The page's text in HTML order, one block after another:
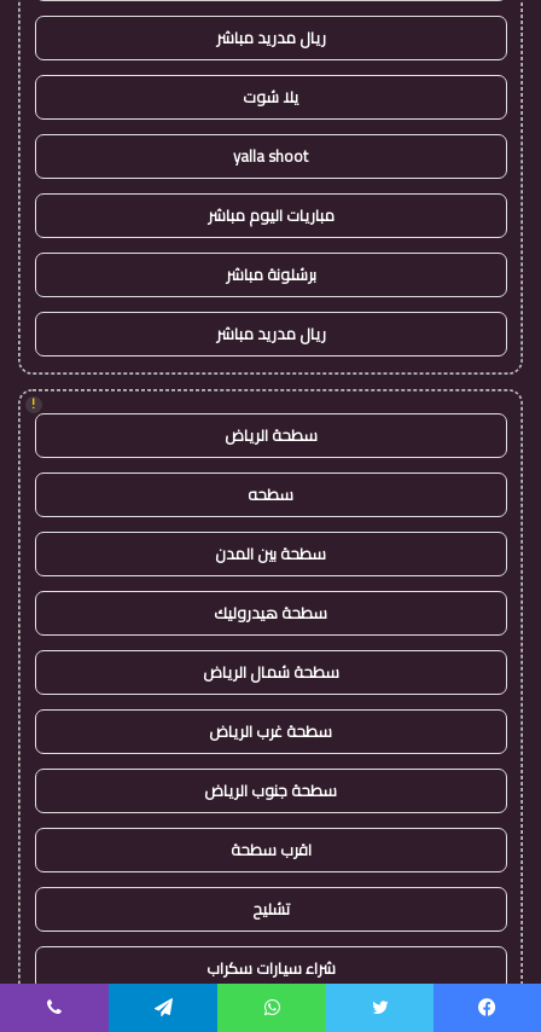
ريال مدريد مباشر
يلا شوت
yalla shoot
مباريات اليوم مباشر
برشلونة مباشر
ريال مدريد مباشر
!
سطحة الرياض
سطحه
سطحة بين المدن
سطحة هيدروليك
سطحة شمال الرياض
سطحة غرب الرياض
سطحة جنوب الرياض
اقرب سطحة
تشليح
شراء سيارات سكراب